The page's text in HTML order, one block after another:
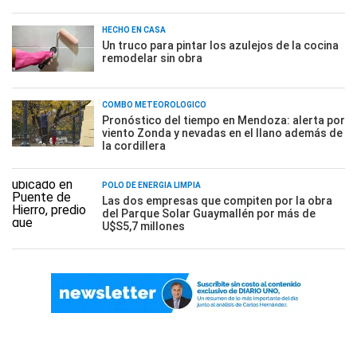
HECHO EN CASA
Un truco para pintar los azulejos de la cocina
remodelar sin obra
COMBO METEOROLÓGICO
Pronóstico del tiempo en Mendoza: alerta por
viento Zonda y nevadas en el llano además de
la cordillera
POLO DE ENERGÍA LIMPIA
Las dos empresas que compiten por la obra
del Parque Solar Guaymallén por más de
U$S5,7 millones